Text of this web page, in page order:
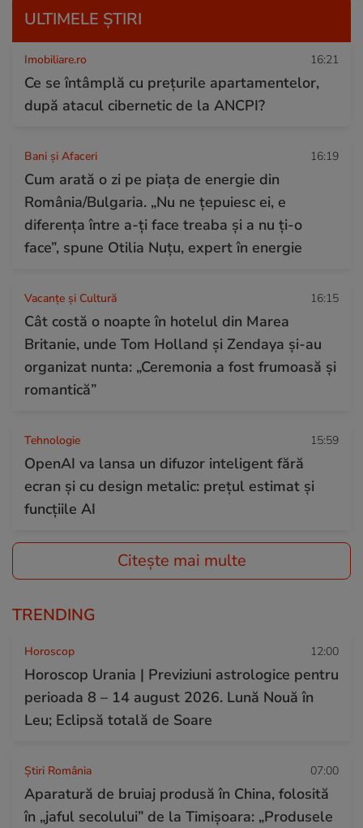
ULTIMELE ȘTIRI
Imobiliare.ro 16:21
Ce se întâmplă cu prețurile apartamentelor,
după atacul cibernetic de la ANCPI?
Bani și Afaceri 16:19
Cum arată o zi pe piața de energie din
România/Bulgaria. „Nu ne țepuiesc ei, e
diferența între a-ți face treaba și a nu ți-o
face”, spune Otilia Nuțu, expert în energie
Vacanțe și Cultură 16:15
Cât costă o noapte în hotelul din Marea
Britanie, unde Tom Holland și Zendaya și-au
organizat nunta: „Ceremonia a fost frumoasă și
romantică”
Tehnologie 15:59
OpenAI va lansa un difuzor inteligent fără
ecran și cu design metalic: prețul estimat și
funcțiile AI
Citește mai multe
TRENDING
Horoscop 12:00
Horoscop Urania | Previziuni astrologice pentru
perioada 8 – 14 august 2026. Lună Nouă în
Leu; Eclipsă totală de Soare
Știri România 07:00
Aparatură de bruiaj produsă în China, folosită
în „jaful secolului” de la Timișoara: „Produsele